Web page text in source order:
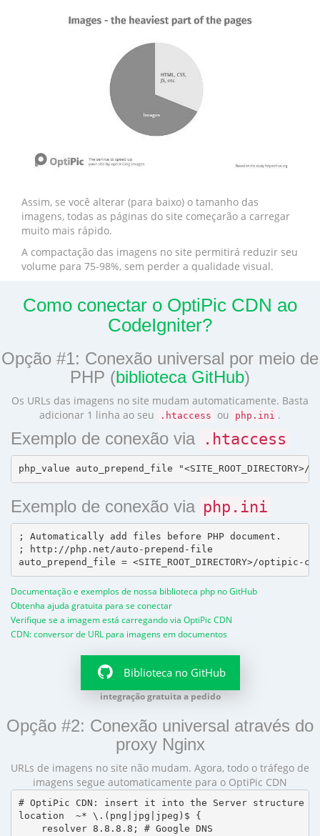
Assim, se você alterar (para baixo) o tamanho das
imagens, todas as páginas do site começarão a carregar
muito mais rápido.
A compactação das imagens no site permitirá reduzir seu
volume para 75-98%, sem perder a qualidade visual.
Como conectar o OptiPic CDN ao
CodeIgniter?
Opção #1: Conexão universal por meio de
PHP (biblioteca GitHub)
Os URLs das imagens no site mudam automaticamente. Basta
adicionar 1 linha ao seu
.htaccess ou php.ini .
Exemplo de conexão via .htaccess
Exemplo de conexão via php.ini
; Automatically add files before PHP document.
; http://php.net/auto-prepend-file
Documentação e exemplos de nossa biblioteca php no GitHub
Obtenha ajuda gratuita para se conectar
Verifique se a imagem está carregando via OptiPic CDN
CDN: conversor de URL para imagens em documentos
Biblioteca no GitHub
integração gratuita a pedido
Opção #2: Conexão universal através do
proxy Nginx
URLs de imagens no site não mudam. Agora, todo o tráfego de
imagens segue automaticamente para o OptiPic CDN
# OptiPic CDN: insert it into the Server structure
location  ~* \.(png|jpg|jpeg)$ {
    resolver 8.8.8.8; # Google DNS